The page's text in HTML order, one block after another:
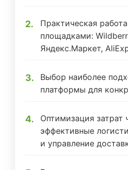
Практическая
площадками:
Яндекс.Маркет,
Выбор наиболее
платформы для
Оптимизация затрат
эффективные
и управление